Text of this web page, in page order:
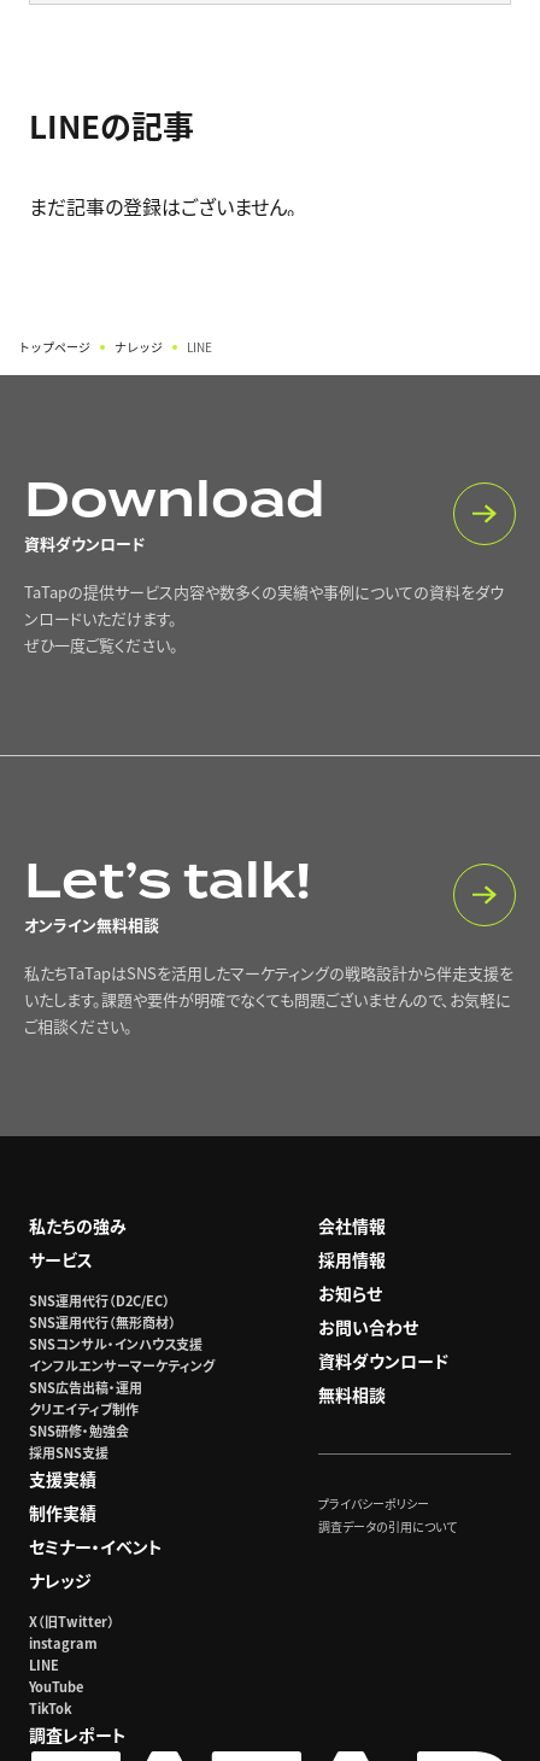
LINEの記事
まだ記事の登録はございません。
トップページ ナレッジ LINE
Download
資料ダウンロード
TaTapの提供サービス内容や数多くの実績や事例についての資料をダウ
ンロードいただけます。
ぜひ一度ご覧ください。
Let’s talk!
オンライン無料相談
私たちTaTapはSNSを活用したマーケティングの戦略設計から伴走支援を
いたします。課題や要件が明確でなくても問題ございませんので、お気軽に
ご相談ください。
私たちの強み
サービス
SNS運用代行（D2C/EC）
SNS運用代行（無形商材）
SNSコンサル・インハウス支援
インフルエンサーマーケティング
SNS広告出稿・運用
クリエイティブ制作
SNS研修・勉強会
採用SNS支援
支援実績
制作実績
セミナー・イベント
ナレッジ
X（旧Twitter）
instagram
LINE
YouTube
TikTok
調査レポート
会社情報
採用情報
お知らせ
お問い合わせ
資料ダウンロード
無料相談
プライバシーポリシー
調査データの引用について